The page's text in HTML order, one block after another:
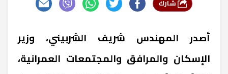
أصدر المهندس شريف الشربيني، وزير
الإسكان والمرافق والمجتمعات العمرانية،